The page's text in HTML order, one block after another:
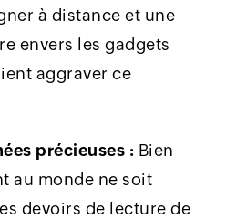
à distance et une
envers les gadgets
aggraver ce
précieuses : Bien
au monde ne soit
devoirs de lecture de